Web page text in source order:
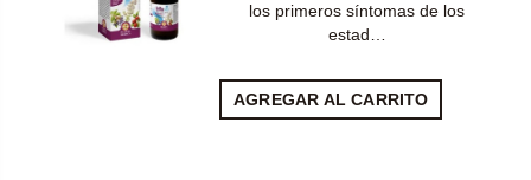
los primeros síntomas de los
estad…
AGREGAR AL CARRITO